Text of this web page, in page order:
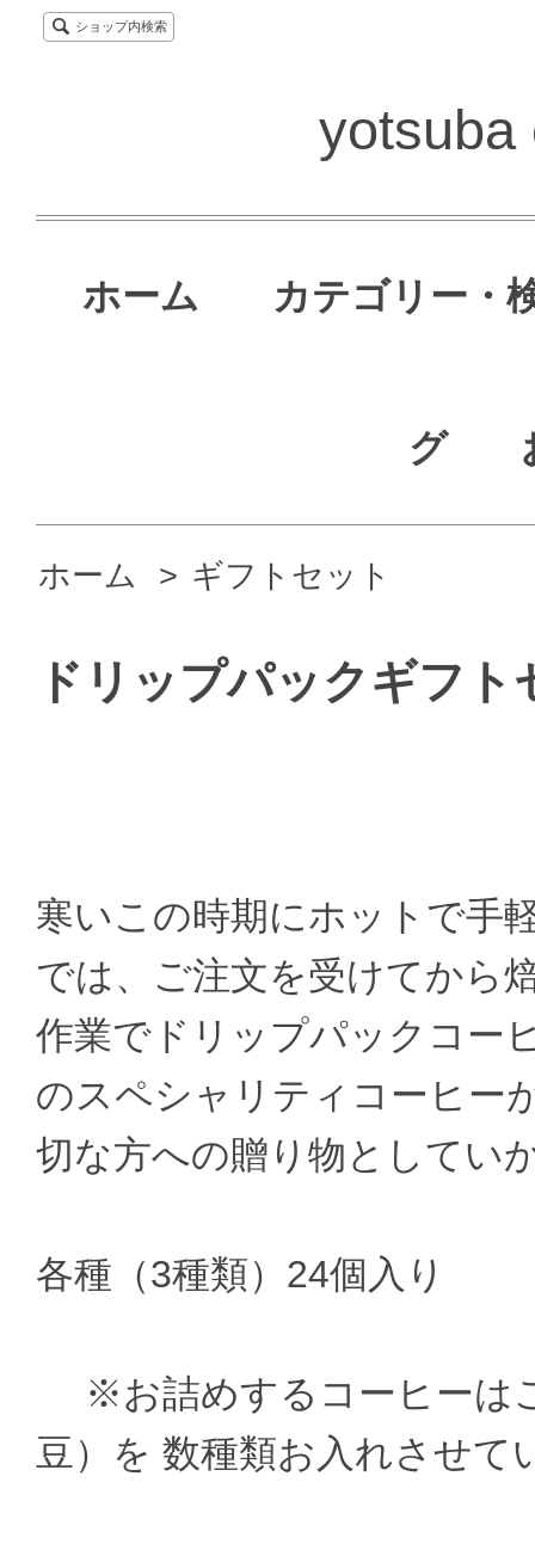
ショップ内検索
yotsuba
ホーム カテゴリー・
グ
ホーム > ギフトセット
ドリップパックギフト
寒いこの時期にホットで手
では、ご注文を受けてから
作業でドリップパックコー
のスペシャリティコーヒー
切な方への贈り物としてい
各種（3種類）24個入り
※お詰めするコーヒーは
豆）を 数種類お入れさせて